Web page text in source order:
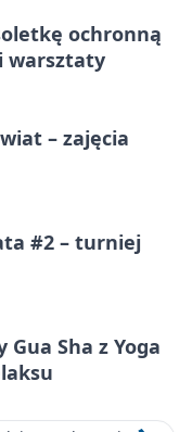
ochronną
warsztaty
– zajęcia
#2 – turniej
Gua Sha z Yoga